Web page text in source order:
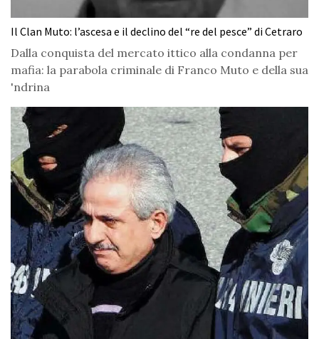
Il Clan Muto: l’ascesa e il declino del “re del pesce” di Cetraro
Dalla conquista del mercato ittico alla condanna per
mafia: la parabola criminale di Franco Muto e della sua
'ndrina